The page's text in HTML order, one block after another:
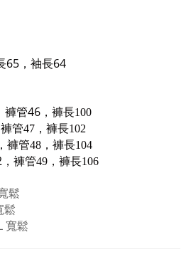
65 ，袖長64
褲管46 ， 褲長100
褲管47 ， 褲長102
，褲管48 ， 褲長104
，褲管49 ， 褲長106
鬆
鬆
寬鬆